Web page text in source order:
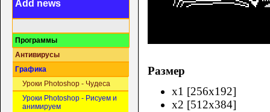
Add news
Программы
Антивирусы
Графика
Уроки Photoshop - Чудеса
Уроки Photoshop - Рисуем и
анимируем
Размер
x1 [256x192]
x2 [512x384]